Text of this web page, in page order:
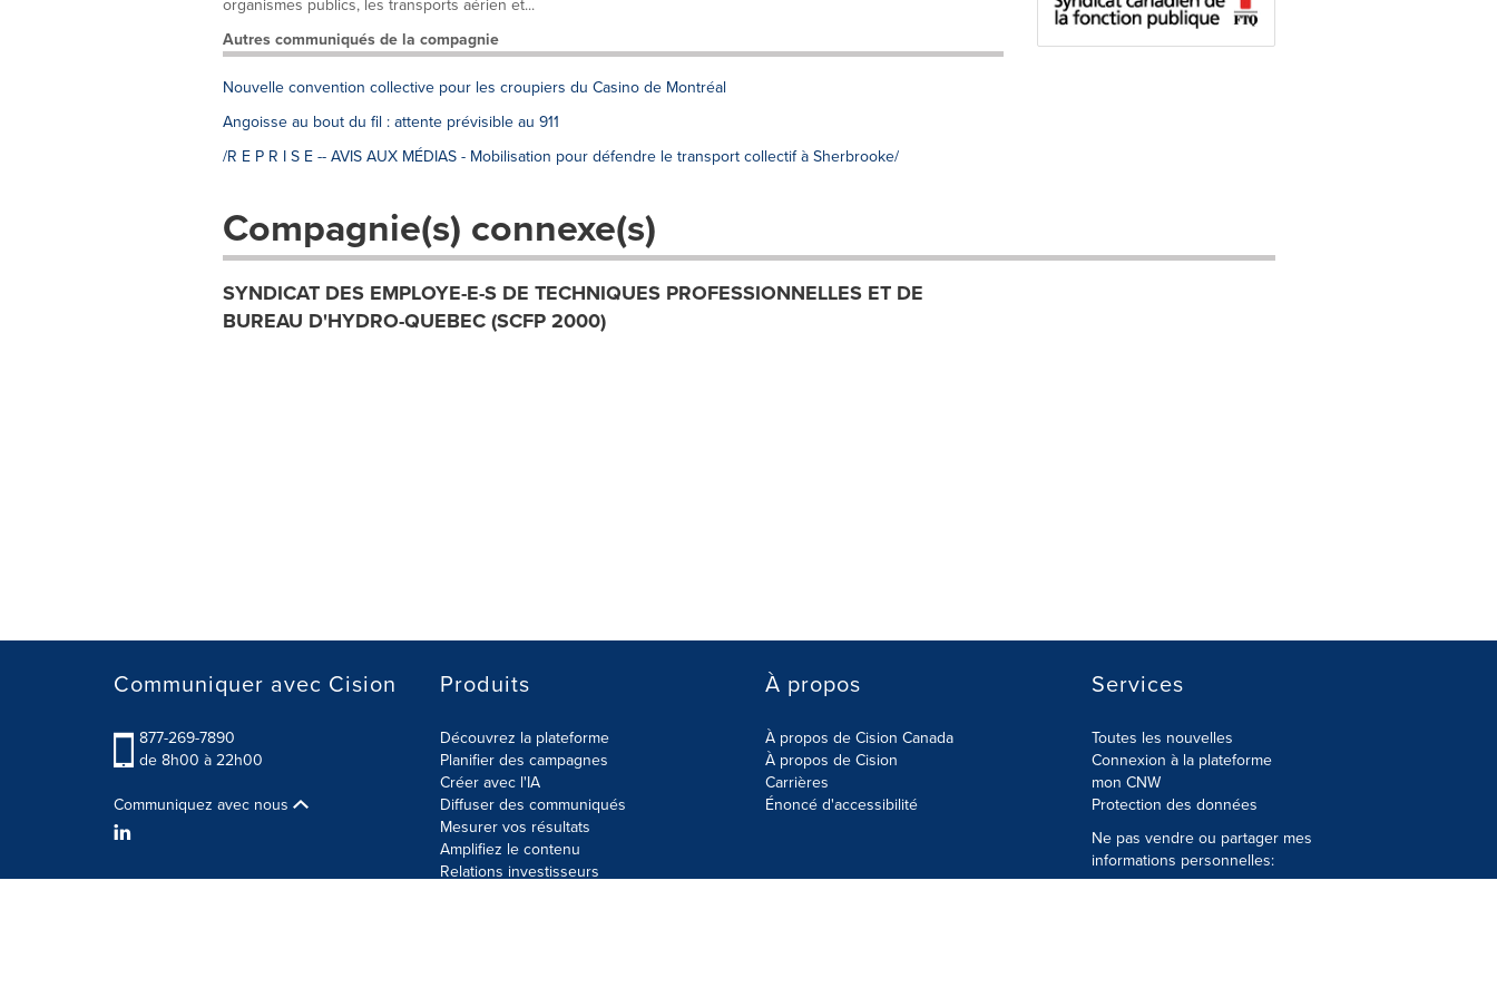
organismes publics, les transports aérien et...
Autres communiqués de la compagnie
Nouvelle convention collective pour les croupiers du Casino de Montréal
Angoisse au bout du fil : attente prévisible au 911
/R E P R I S E -- AVIS AUX MÉDIAS - Mobilisation pour défendre le transport collectif à Sherbrooke/
Compagnie(s) connexe(s)
SYNDICAT DES EMPLOYE-E-S DE TECHNIQUES PROFESSIONNELLES ET DE
BUREAU D'HYDRO-QUEBEC (SCFP 2000)
Communiquer avec Cision
877-269-7890
de 8h00 à 22h00
Communiquez avec nous
Produits
Découvrez la plateforme
Planifier des campagnes
Créer avec l'IA
Diffuser des communiqués
Mesurer vos résultats
Amplifiez le contenu
Relations investisseurs
À propos
À propos de Cision Canada
À propos de Cision
Carrières
Énoncé d'accessibilité
Services
Toutes les nouvelles
Connexion à la plateforme
mon CNW
Protection des données
Ne pas vendre ou partager mes
informations personnelles: